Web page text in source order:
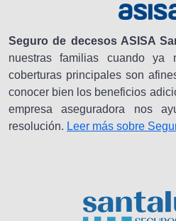
Seguro de decesos ASISA
nuestras familias cuando ya
coberturas principales son
conocer bien los beneficios
empresa aseguradora nos
resolución. Leer más sobre